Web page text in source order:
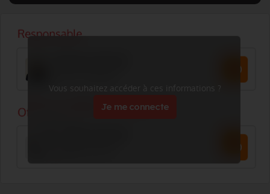
Vous souhaitez accéder à ces informations ?
Je me connecte